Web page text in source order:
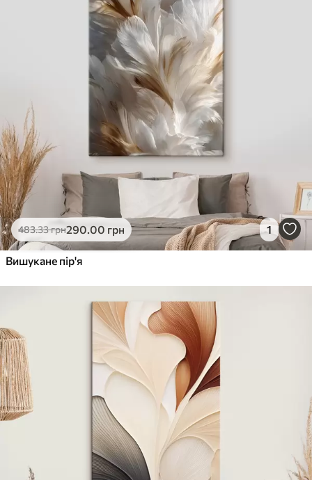
483.33грн290.00 грн 1
Вишукане пір'я